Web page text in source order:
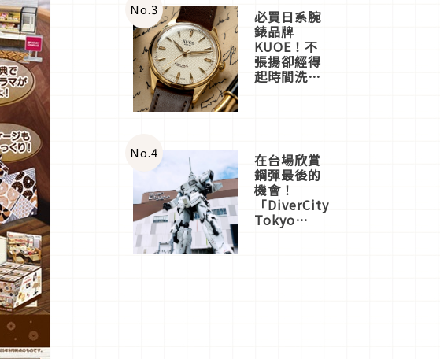
No.3 必買日系腕
錶品牌
KUOE！不
張揚卻經得
起時間洗鍊
No.4 在台場欣賞
鋼彈最後的
機會！
「DiverCity
Tokyo